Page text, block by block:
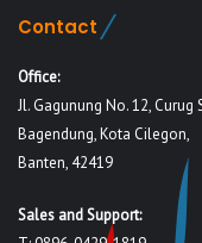
Contact
Office:
Jl. Gagunung No. 12, Curug
Bagendung, Kota Cilegon,
Banten, 42419
Sales and Support: